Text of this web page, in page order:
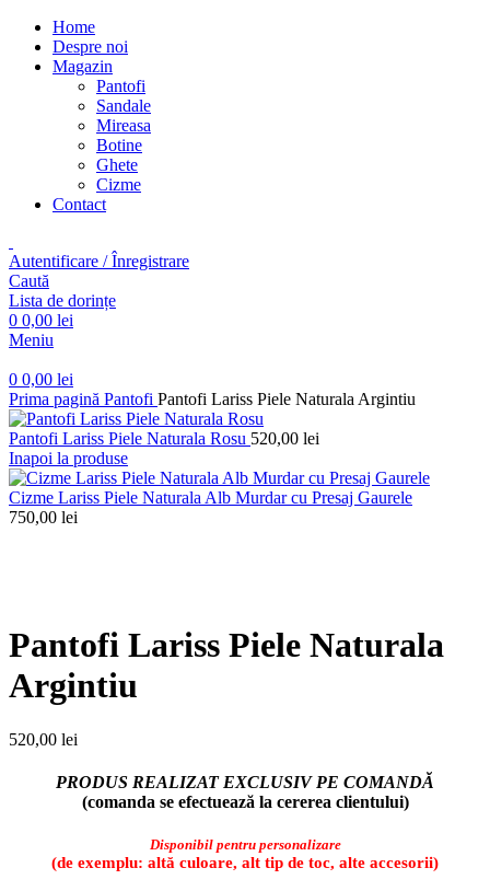
Home
Despre noi
Magazin
Pantofi
Sandale
Mireasa
Botine
Ghete
Cizme
Contact
Autentificare / Înregistrare
Caută
Lista de dorințe
0 0,00 lei
Meniu
0 0,00 lei
Prima pagină Pantofi Pantofi Lariss Piele Naturala Argintiu
Pantofi Lariss Piele Naturala Rosu 520,00 lei
Inapoi la produse
Cizme Lariss Piele Naturala Alb Murdar cu Presaj Gaurele
750,00 lei
Pantofi Lariss Piele Naturala
Argintiu
520,00 lei
PRODUS REALIZAT EXCLUSIV PE COMANDĂ
(comanda se efectuează la cererea clientului)
Disponibil pentru personalizare
(de exemplu: altă culoare, alt tip de toc, alte accesorii)